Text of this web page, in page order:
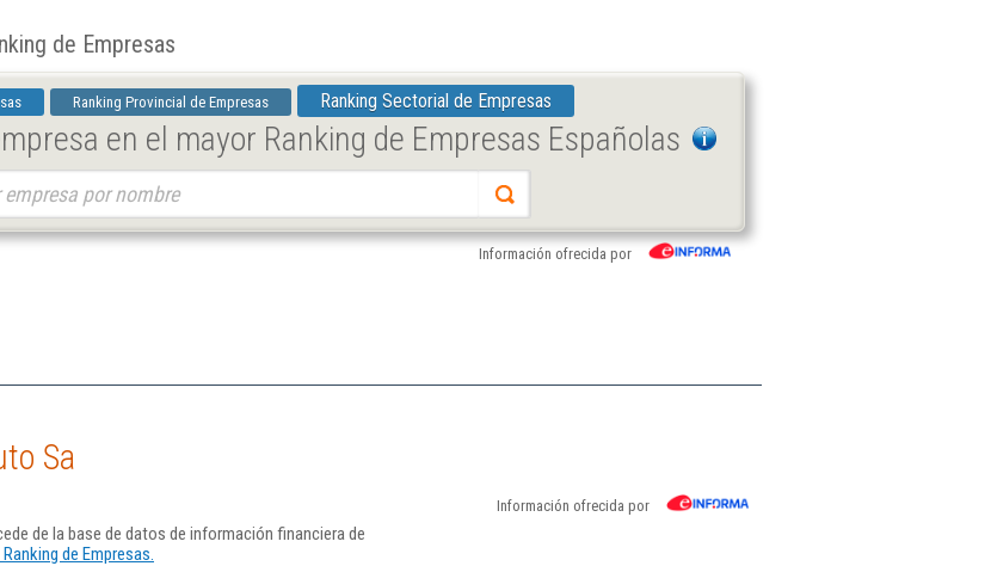
de Empresas
Ranking Provincial de Empresas Ranking Sectorial de Empresas
en el mayor Ranking de Empresas Españolas
Información ofrecida por
Sa
Información ofrecida por
de la base de datos de información financiera de
de Empresas.